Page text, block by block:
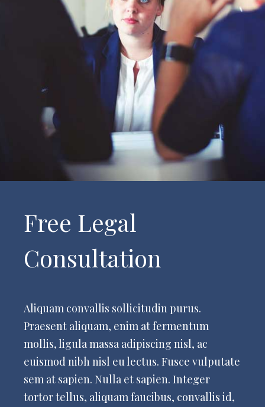
Free Legal
Consultation
Aliquam convallis sollicitudin purus.
Praesent aliquam, enim at fermentum
mollis, ligula massa adipiscing nisl, ac
euismod nibh nisl eu lectus. Fusce vulputate
sem at sapien. Nulla et sapien. Integer
tortor tellus, aliquam faucibus, convallis id,